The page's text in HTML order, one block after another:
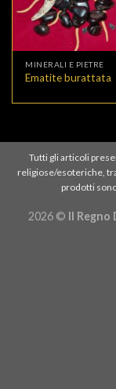
MINERALI E PIETRE
Ematite burattata
Tutti gli articoli
religiose/esoteriche,
prodotti
2026 © Il